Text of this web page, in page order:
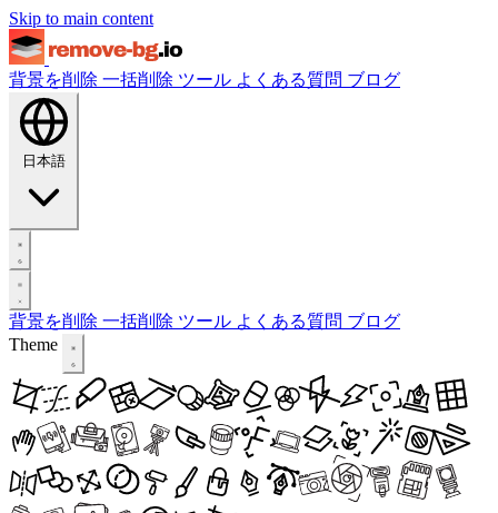
Skip to main content
背景を削除 一括削除 ツール よくある質問 ブログ
日本語
背景を削除 一括削除 ツール よくある質問 ブログ
Theme